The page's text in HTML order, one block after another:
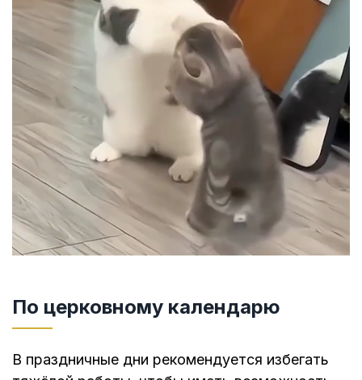
По церковному календарю
В праздничные дни рекомендуется избегать